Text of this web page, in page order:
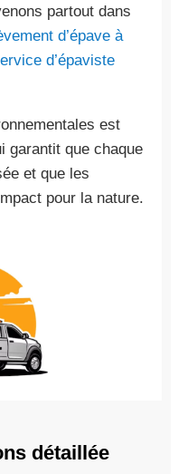
partout dans
d’épave à
d’épaviste
est
garantit que chaque
et que les
pour la nature.
détaillée